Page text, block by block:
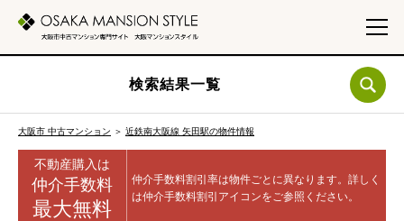
検索結果一覧
大阪市 中古マンション ＞ 近鉄南大阪線 矢田駅の物件情報
不動産購入は
仲介手数料
最大無料
仲介手数料割引率は物件ごとに異なります。 詳しく
は仲介手数料割引アイコンをご参照ください。